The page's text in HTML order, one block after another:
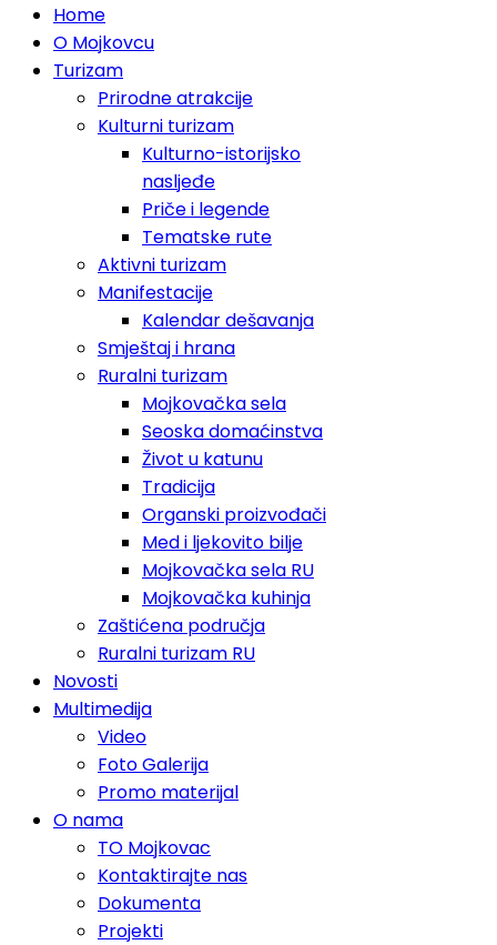
Home
O Mojkovcu
Turizam
Prirodne atrakcije
Kulturni turizam
Kulturno-istorijsko
nasljeđe
Priče i legende
Tematske rute
Aktivni turizam
Manifestacije
Kalendar dešavanja
Smještaj i hrana
Ruralni turizam
Mojkovačka sela
Seoska domaćinstva
Život u katunu
Tradicija
Organski proizvođači
Med i ljekovito bilje
Mojkovačka sela RU
Mojkovačka kuhinja
Zaštićena područja
Ruralni turizam RU
Novosti
Multimedija
Video
Foto Galerija
Promo materijal
O nama
TO Mojkovac
Kontaktirajte nas
Dokumenta
Projekti